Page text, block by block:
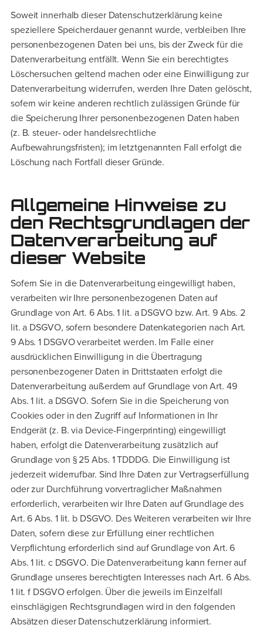
Soweit innerhalb dieser Datenschutzerklärung keine
speziellere Speicherdauer genannt wurde, verbleiben Ihre
personenbezogenen Daten bei uns, bis der Zweck für die
Datenverarbeitung entfällt. Wenn Sie ein berechtigtes
Löschersuchen geltend machen oder eine Einwilligung zur
Datenverarbeitung widerrufen, werden Ihre Daten gelöscht,
sofern wir keine anderen rechtlich zulässigen Gründe für
die Speicherung Ihrer personenbezogenen Daten haben
(z. B. steuer- oder handelsrechtliche
Aufbewahrungsfristen); im letztgenannten Fall erfolgt die
Löschung nach Fortfall dieser Gründe.
Allgemeine Hinweise zu
den Rechtsgrundlagen der
Datenverarbeitung auf
dieser Website
Sofern Sie in die Datenverarbeitung eingewilligt haben,
verarbeiten wir Ihre personenbezogenen Daten auf
Grundlage von Art. 6 Abs. 1 lit. a DSGVO bzw. Art. 9 Abs. 2
lit. a DSGVO, sofern besondere Datenkategorien nach Art.
9 Abs. 1 DSGVO verarbeitet werden. Im Falle einer
ausdrücklichen Einwilligung in die Übertragung
personenbezogener Daten in Drittstaaten erfolgt die
Datenverarbeitung außerdem auf Grundlage von Art. 49
Abs. 1 lit. a DSGVO. Sofern Sie in die Speicherung von
Cookies oder in den Zugriff auf Informationen in Ihr
Endgerät (z. B. via Device-Fingerprinting) eingewilligt
haben, erfolgt die Datenverarbeitung zusätzlich auf
Grundlage von § 25 Abs. 1 TDDDG. Die Einwilligung ist
jederzeit widerrufbar. Sind Ihre Daten zur Vertragserfüllung
oder zur Durchführung vorvertraglicher Maßnahmen
erforderlich, verarbeiten wir Ihre Daten auf Grundlage des
Art. 6 Abs. 1 lit. b DSGVO. Des Weiteren verarbeiten wir Ihre
Daten, sofern diese zur Erfüllung einer rechtlichen
Verpflichtung erforderlich sind auf Grundlage von Art. 6
Abs. 1 lit. c DSGVO. Die Datenverarbeitung kann ferner auf
Grundlage unseres berechtigten Interesses nach Art. 6 Abs.
1 lit. f DSGVO erfolgen. Über die jeweils im Einzelfall
einschlägigen Rechtsgrundlagen wird in den folgenden
Absätzen dieser Datenschutzerklärung informiert.